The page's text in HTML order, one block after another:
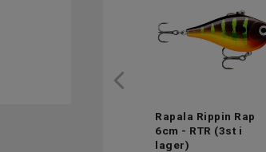
Rapala Rippin Rap
6cm - RTR (3st i
lager)